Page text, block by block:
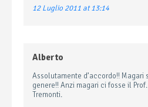
12 Luglio 2011 at 13:14
Alberto
Assolutamente d’accordo!! Magari
genere!! Anzi magari ci fosse il
Tremonti.